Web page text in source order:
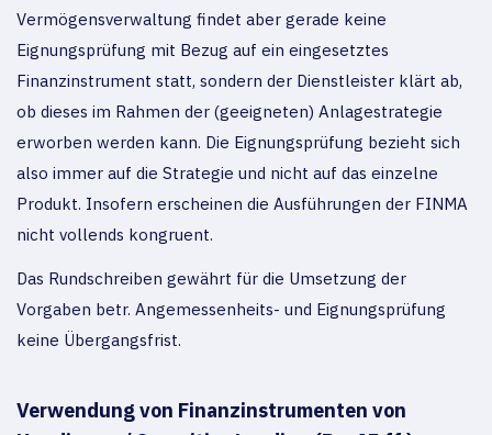
Vermögensverwaltung findet aber gerade keine
Eignungsprüfung mit Bezug auf ein eingesetztes
Finanzinstrument statt, sondern der Dienstleister klärt ab,
ob dieses im Rahmen der (geeigneten) Anlagestrategie
erworben werden kann. Die Eignungsprüfung bezieht sich
also immer auf die Strategie und nicht auf das einzelne
Produkt. Insofern erscheinen die Ausführungen der FINMA
nicht vollends kongruent.
Das Rundschreiben gewährt für die Umsetzung der
Vorgaben betr. Angemessenheits- und Eignungsprüfung
keine Übergangsfrist.
Verwendung von Finanzinstrumenten von